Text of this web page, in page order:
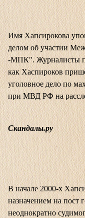
Имя Хапсирокова
делом об участии
-МПК". Журналисты
как Хаспироков
уголовное дело по
при МВД РФ на
Скандалы.ру
В начале 2000-х
назначением на пост
неоднократно